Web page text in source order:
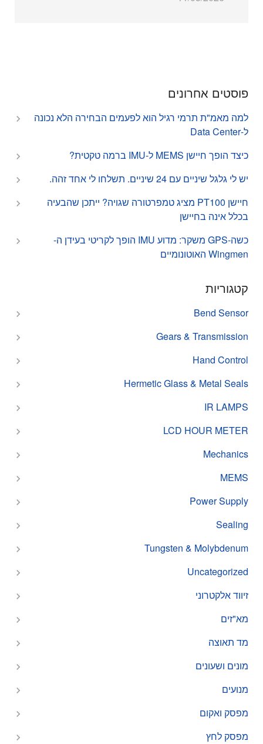
פוסטים אחרונים
למה מאמ"ת תרמי רגיל הוא לפעמים הבחירה הלא נכונה
ל-Data Center
כיצד הופך חיישן MEMS ל-IMU ברמה טקטית?
יש לי גלגל שיניים עם 24 שיניים. תשלחו לי אחד זהה.
חיישן PT100 מציג טמפרטורה שגויה? ייתכן שהבעיה
בכלל אינה בחיישן
כשה-GPS משקר: מדוע IMU הופך לקריטי בעידן ה-
Wingmen האוטונומיים
קטגוריות
Bend Sensor
Gears & Transmission
Hand Control
Hermetic Glass & Metal Seals
IR LAMPS
LCD HOUR METER
Mechanics
MEMS
Power Supply
Sealing
Tungsten & Molybdenum
Uncategorized
זיווד אלקטרוני
מא"זים
מד תאוצה
מונים ושעונים
מנועים
מפסק ואקום
מפסק לחץ